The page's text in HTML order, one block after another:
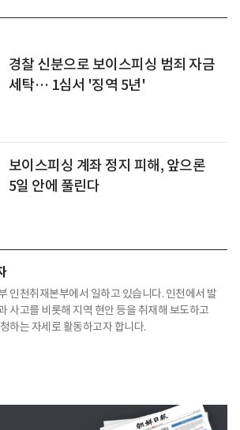
경찰 신분으로 보이스피싱 범죄 자금
세탁… 1심서 '징역 5년'
보이스피싱 계좌 정지 피해, 앞으론
5일 안에 풀린다
인천취재본부에서 일하고 있습니다. 인천에서 발
사고를 비롯해 지역 현안 등을 취재해 보도하고
하는 자세로 활동하고자 합니다.